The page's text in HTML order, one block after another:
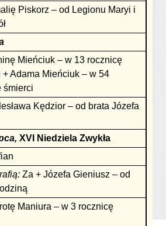
Piskorz – od Legionu Maryi i
Mieńciuk – w 13 rocznicę
+ Adama Mieńciuk – w 54
śmierci
Kędzior – od brata Józefa
XVI Niedziela Zwykła
Za + Józefa Gieniusz – od
Maniura – w 3 rocznicę